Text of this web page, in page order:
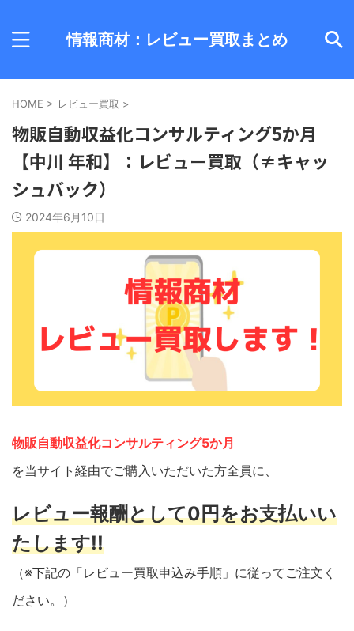
情報商材：レビュー買取まとめ
HOME > レビュー買取 >
物販自動収益化コンサルティング5か月
【中川 年和】：レビュー買取（≠キャッ
シュバック）
2024年6月10日
物販自動収益化コンサルティング5か月
を当サイト経由でご購入いただいた方全員に、
レビュー報酬として0円をお支払いい
たします!!
（※下記の「レビュー買取申込み手順」に従ってご注文く
ださい。）